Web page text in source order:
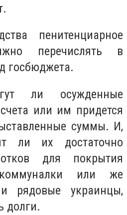
пенитенциарное
перечислять в
госбюджета.
ли осужденные
или им придется
суммы. И,
ли их достаточно
для покрытия
или же
рядовые украинцы,
долги.